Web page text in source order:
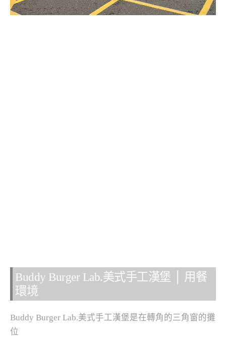
Buddy Burger Lab.美式手工漢堡 │ 用餐
環境
Buddy Burger Lab.美式手工漢堡是在轉角的三角窗的攤
位